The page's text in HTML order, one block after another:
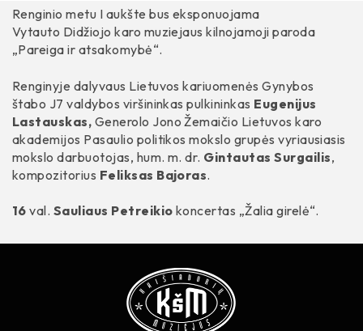
Renginio metu I aukšte bus eksponuojama
Vytauto Didžiojo karo muziejaus kilnojamoji paroda
„Pareiga ir atsakomybė“.
Renginyje dalyvaus Lietuvos kariuomenės Gynybos
štabo J7 valdybos viršininkas pulkininkas Eugenijus
Lastauskas, Generolo Jono Žemaičio Lietuvos karo
akademijos Pasaulio politikos mokslo grupės vyriausiasis
mokslo darbuotojas, hum. m. dr. Gintautas Surgailis,
kompozitorius Feliksas Bajoras.
16 val. Sauliaus Petreikio koncertas „Žalia girelė“.